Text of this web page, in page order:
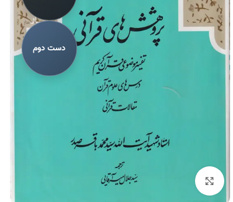
دست دوم
برای بزرگنمایی کلیک کنید